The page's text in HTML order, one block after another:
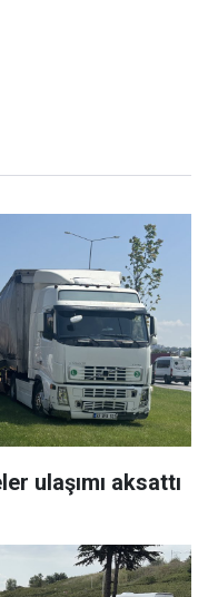
ulaşımı aksattı